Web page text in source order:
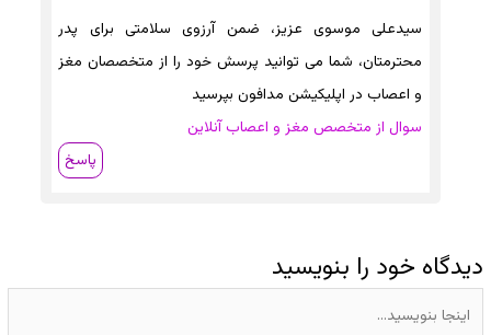
سیدعلی موسوی عزیز، ضمن آرزوی سلامتی برای پدر
محترمتان، شما می توانید پرسش خود را از متخصصان مغز
و اعصاب در اپلیکیشن مدافون بپرسید
سوال از متخصص مغز و اعصاب آنلاین
پاسخ
دیدگاه‌ خود را بنویسید